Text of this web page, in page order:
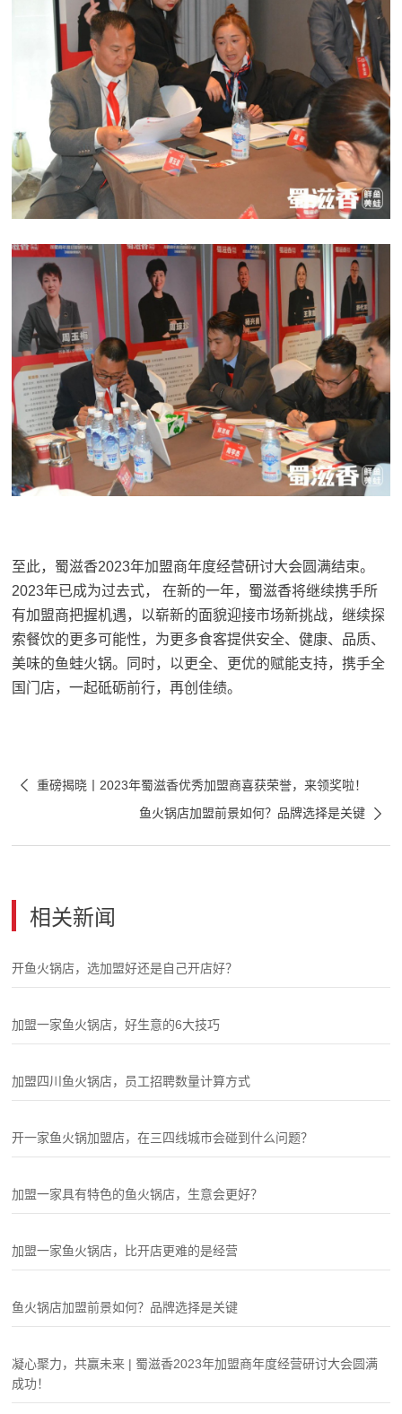
至此，蜀滋香2023年加盟商年度经营研讨大会圆满结束。
2023年已成为过去式， 在新的一年，蜀滋香将继续携手所
有加盟商把握机遇，以崭新的面貌迎接市场新挑战，继续探
索餐饮的更多可能性，为更多食客提供安全、健康、品质、
美味的鱼蛙火锅。同时，以更全、更优的赋能支持，携手全
国门店，一起砥砺前行，再创佳绩。
重磅揭晓丨2023年蜀滋香优秀加盟商喜获荣誉，来领奖啦！

鱼火锅店加盟前景如何？品牌选择是关键
相关新闻
开鱼火锅店，选加盟好还是自己开店好？
加盟一家鱼火锅店，好生意的6大技巧
加盟四川鱼火锅店，员工招聘数量计算方式
开一家鱼火锅加盟店，在三四线城市会碰到什么问题？
加盟一家具有特色的鱼火锅店，生意会更好？
加盟一家鱼火锅店，比开店更难的是经营
鱼火锅店加盟前景如何？品牌选择是关键
凝心聚力，共赢未来 | 蜀滋香2023年加盟商年度经营研讨大会圆满
成功！